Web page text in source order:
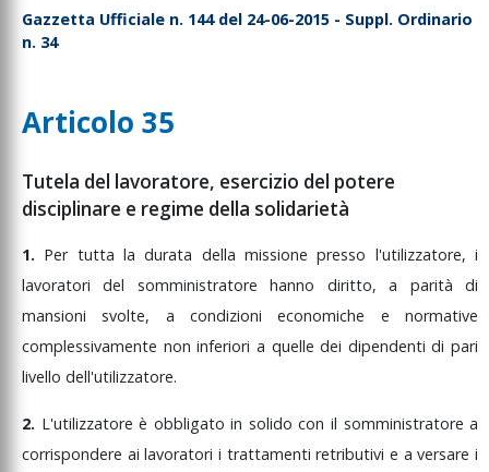
Gazzetta Ufficiale n. 144 del 24-06-2015 - Suppl. Ordinario
n. 34
Articolo 35
Tutela del lavoratore, esercizio del potere
disciplinare e regime della solidarietà
1. Per tuttaladurata dellamissionepresso l'utilizzatore,i
lavoratoridel somministratorehanno diritto,a paritàdi
mansionisvolte, acondizionieconomiche enormative
complessivamente noninferiori a quelledei dipendentidi pari
livello dell'utilizzatore.
2. L'utilizzatoreè obbligatoin solidocon il somministratorea
corrispondere ailavoratorii trattamentiretributivie aversarei